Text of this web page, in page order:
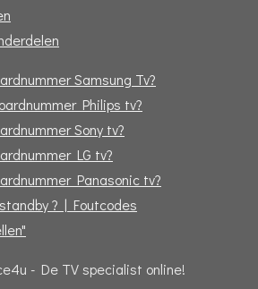
Samsung Tv?
Philips tv?
Sony tv?
LG tv?
Panasonic tv?
? | Foutcodes
- De TV specialist online!